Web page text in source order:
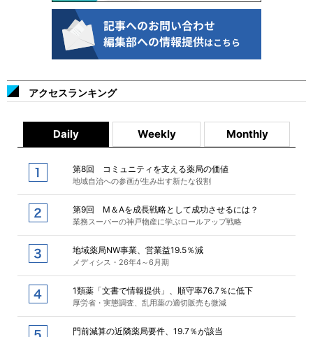
アクセスランキング
Daily Weekly Monthly
第8回 コミュニティを支える薬局の価値
地域自治への参画が生み出す新たな役割
第9回 M＆Aを成長戦略として成功させるには？
業務スーパーの神戸物産に学ぶロールアップ戦略
地域薬局NW事業、営業益19.5％減
メディシス・26年4～6月期
1類薬「文書で情報提供」、順守率76.7％に低下
厚労省・実態調査、乱用薬の適切販売も微減
門前減算の近隣薬局要件、19.7％が該当